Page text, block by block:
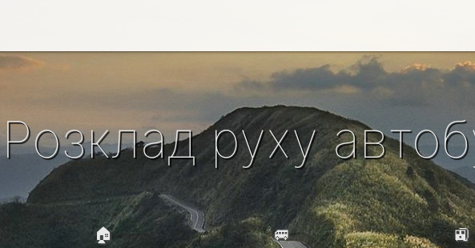
Розклад руху
🏠
🚐
🚉